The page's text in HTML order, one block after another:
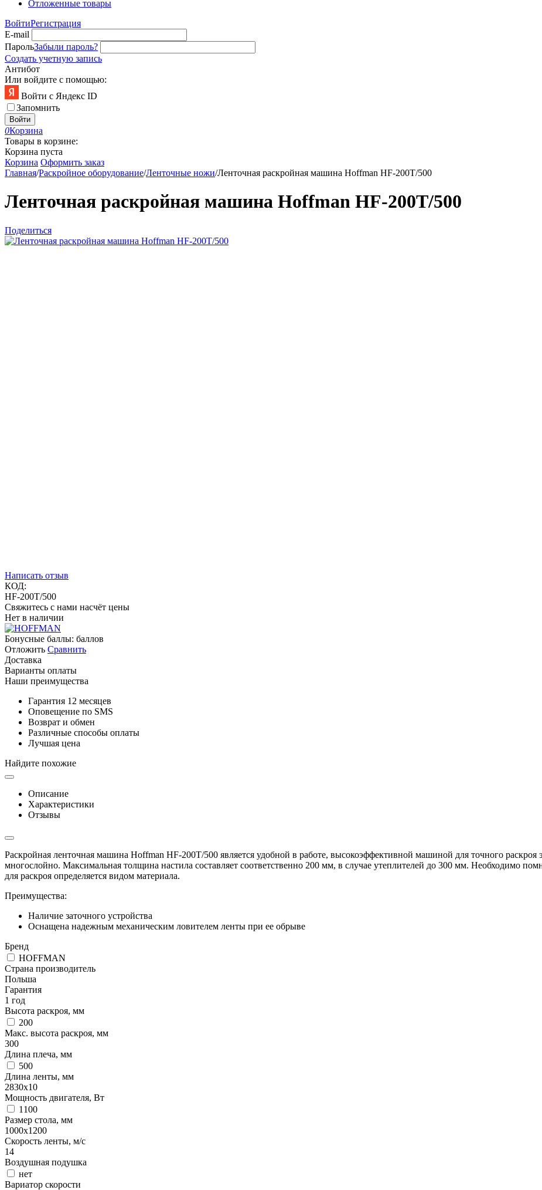
Отложенные товары
ВойтиРегистрация
E-mail
ПарольЗабыли пароль?
Создать учетную запись
Антибот
Или войдите с помощью:
Войти с Яндекс ID
Запомнить
Войти
0Корзина
Товары в корзине:
Корзина пуста
Корзина Оформить заказ
Главная/Раскройное оборудование/Ленточные ножи/Ленточная раскройная машина Hoffman HF-200T/500
Ленточная раскройная машина Hoffman HF-200T/500
Поделиться
Написать отзыв
КОД:
HF-200T/500
Свяжитесь с нами насчёт цены
Нет в наличии
Бонусные баллы: баллов
Отложить Сравнить
Доставка
Варианты оплаты
Наши преимущества
Гарантия 12 месяцев
Оповещение по SMS
Возврат и обмен
Различные способы оплаты
Лучшая цена
Найдите похожие
Описание
Характеристики
Отзывы
Раскройная ленточная машина Hoffman HF-200T/500 является удобной в работе, высокоэффективной машиной для точного
многослойно. Максимальная толщина настила составляет соответственно 200 мм, в случае утеплителей до 300 мм. Необходимо
для раскроя определяется видом материала.
Преимущества:
Наличие заточного устройства
Оснащена надежным механическим ловителем ленты при ее обрыве
Бренд
HOFFMAN
Страна производитель
Польша
Гарантия
1 год
Высота раскроя, мм
200
Макс. высота раскроя, мм
300
Длина плеча, мм
500
Длина ленты, мм
2830х10
Мощность двигателя, Вт
1100
Размер стола, мм
1000х1200
Скорость ленты, м/с
14
Воздушная подушка
нет
Вариатор скорости